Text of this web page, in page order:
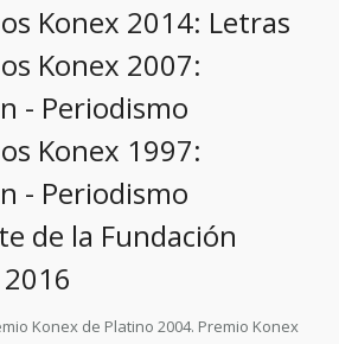
Konex 2014: Letras
Konex 2007:
- Periodismo
Konex 1997:
- Periodismo
de la Fundación
Konex de Platino 2004. Premio Konex